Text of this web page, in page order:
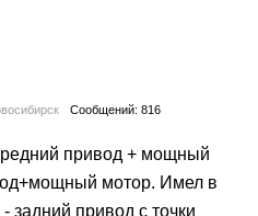
Сообщений: 816
привод + мощный
мотор. Имел в
привод с точки